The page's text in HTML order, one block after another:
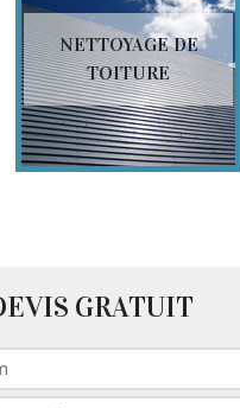
NETTOYAGE DE
TOITURE
GRATUIT